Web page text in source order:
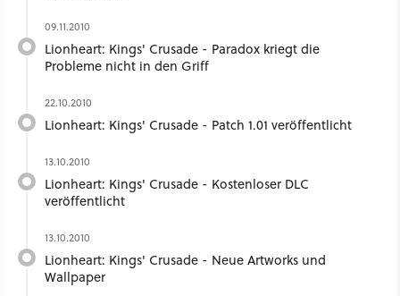
09.11.2010
Lionheart: Kings' Crusade - Paradox kriegt die
Probleme nicht in den Griff
22.10.2010
Lionheart: Kings' Crusade - Patch 1.01 veröffentlicht
13.10.2010
Lionheart: Kings' Crusade - Kostenloser DLC
veröffentlicht
13.10.2010
Lionheart: Kings' Crusade - Neue Artworks und
Wallpaper